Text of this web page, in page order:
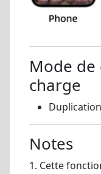
Mode
charge
Notes
1. Cette